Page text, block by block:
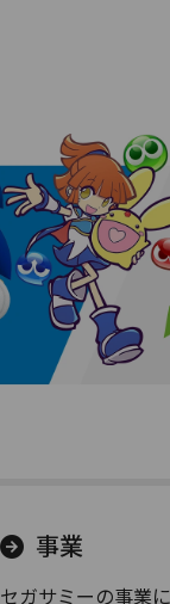
事業
セガサミーの事業